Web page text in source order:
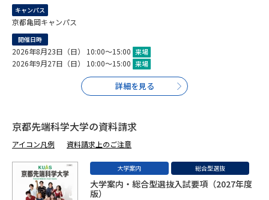
志望校・出願校を調べる
併願校選び 受験スケジュールを立てよう
新生活お役立ちガイド
学問発見 学問検索
キャンパス
京都亀岡キャンパス
開催日時
2026年8月23日（日） 10:00～15:00 来場
2026年9月27日（日） 10:00～15:00 来場
詳細を見る
京都先端科学大学の資料請求
アイコン凡例 資料請求上のご注意
大学案内 総合型選抜
大学案内・総合型選抜入試要項（2027年度
版）